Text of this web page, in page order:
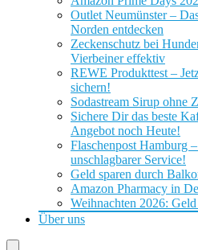
Outlet Neumünster –
Norden entdecken
Zeckenschutz bei
Vierbeiner effektiv
REWE Produkttest –
sichern!
Sodastream Sirup ohne
Sichere Dir das beste
Angebot noch Heute!
Flaschenpost Hamburg
unschlagbarer Service!
Geld sparen durch
Amazon Pharmacy in
Weihnachten 2026:
Über uns